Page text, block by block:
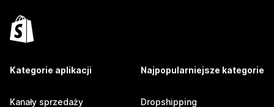
Kategorie aplikacji
Kanały sprzedaży
Najpopularniejsze kategorie
Dropshipping